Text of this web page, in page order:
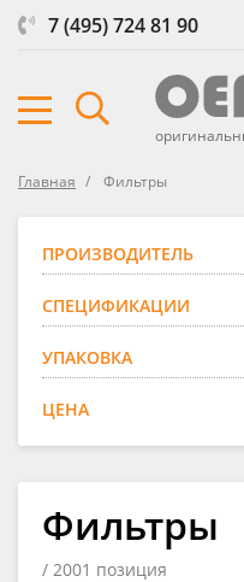
7 (495) 724 81 90
Главная Фильтры
ПРОИЗВОДИТЕЛЬ
СПЕЦИФИКАЦИИ
УПАКОВКА
ЦЕНА
Фильтры
/ 2001 позиция